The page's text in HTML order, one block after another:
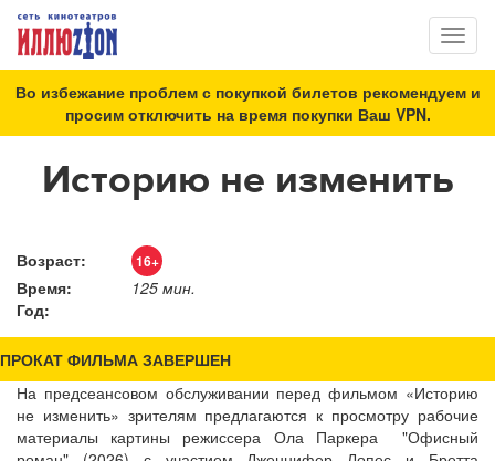
Во избежание проблем с покупкой билетов рекомендуем и
просим отключить на время покупки Ваш VPN.
Историю не изменить
Возраст: 16+
Время:
125 мин.
Год:
ПРОКАТ ФИЛЬМА ЗАВЕРШЕН
На предсеансовом обслуживании перед фильмом «Историю
не изменить» зрителям предлагаются к просмотру рабочие
материалы картины режиссера Ола Паркера "Офисный